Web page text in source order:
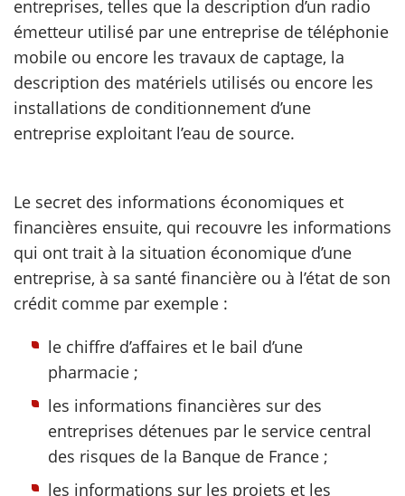
entreprises, telles que la description d’un radio
émetteur utilisé par une entreprise de téléphonie
mobile ou encore les travaux de captage, la
description des matériels utilisés ou encore les
installations de conditionnement d’une
entreprise exploitant l’eau de source.
Le secret des informations économiques et
financières ensuite, qui recouvre les informations
qui ont trait à la situation économique d’une
entreprise, à sa santé financière ou à l’état de son
crédit comme par exemple :
le chiffre d’affaires et le bail d’une
pharmacie ;
les informations financières sur des
entreprises détenues par le service central
des risques de la Banque de France ;
les informations sur les projets et les